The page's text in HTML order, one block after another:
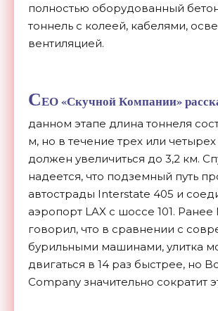
полностью оборудованный
тоннель с колеей, кабелями,
вентиляцией.
СЕО «Скучной Компании»
данном этапе длина тоннеля
м, но в течение трех или
должен увеличиться до 3,2 км.
надеется, что подземный путь
автострады Interstate 405 и
аэропорт LAX с шоссе 101.
говорил, что в сравнении с
бурильными машинами, улитка
двигаться в 14 раз быстрее, но
Company значительно сократит